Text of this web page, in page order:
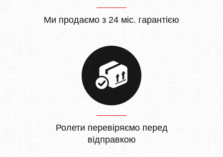
Ми продаємо з 24 міс. гарантією
Ролети перевіряємо перед
відправкою